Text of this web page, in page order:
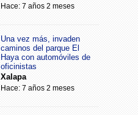
Hace: 7 años 2 meses
Una vez más, invaden
caminos del parque El
Haya con automóviles de
oficinistas
Xalapa
Hace: 7 años 2 meses